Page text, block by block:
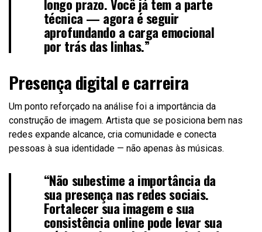
técnica — agora é seguir
aprofundando a carga emocional
por trás das linhas.”
Presença digital e carreira
Um ponto reforçado na análise foi a importância da
construção de imagem. Artista que se posiciona bem nas
redes expande alcance, cria comunidade e conecta
pessoas à sua identidade — não apenas às músicas.
“Não subestime a importância da
sua presença nas redes sociais.
Fortalecer sua imagem e sua
consistência online pode levar sua